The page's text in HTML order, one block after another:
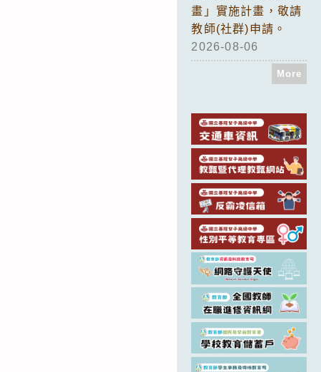
畫」實施計畫，敬請
教師(社群)申請。
2026-08-06
More